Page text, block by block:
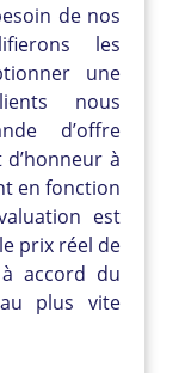
de nos
les
une
nous
d’offre
à
en fonction
est
prix réel de
accord du
plus vite